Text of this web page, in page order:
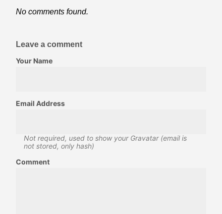
No comments found.
Leave a comment
Your Name
Email Address
Not required, used to show your Gravatar (email is
not stored, only hash)
Comment